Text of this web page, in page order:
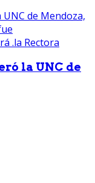
la UNC de